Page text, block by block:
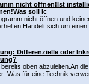
nicht öffnen!Ist
soll ic
nicht öffnen und
sich um einen
Differenzielle oder
oben abzuleiten.An die
Was für eine Technik